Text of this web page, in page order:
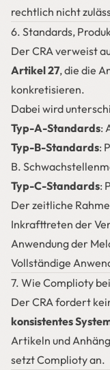
rechtlich nicht
6. Standards,
Der CRA verweist
Artikel 27, die die
konkretisieren.
Dabei wird
Typ-A-Standards:
Typ-B-Standards:
B.
Typ-C-Standards:
Der zeitliche
Inkrafttreten der
Anwendung der
Vollständige
7. Wie Complioty
Der CRA fordert
konsistentes
Artikeln und
setzt Complioty an.